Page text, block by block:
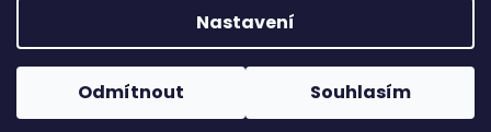
Nastavení
Odmítnout Souhlasím
Vytvořil Shoptet
Copyright 2026Shuffle Store . Všechna práva vyhrazena.